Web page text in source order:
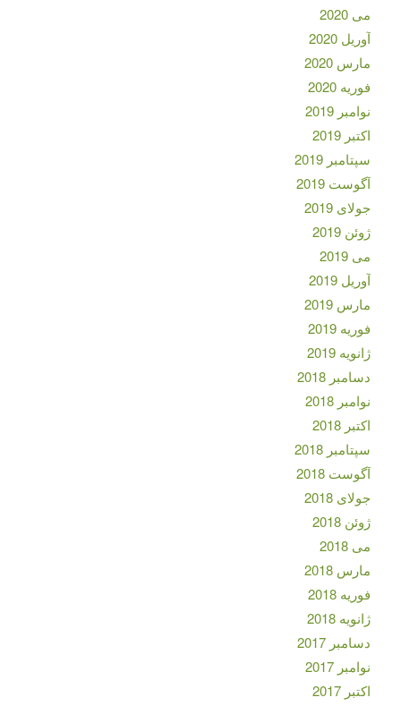
می 2020
آوریل 2020
مارس 2020
فوریه 2020
نوامبر 2019
اکتبر 2019
سپتامبر 2019
آگوست 2019
جولای 2019
ژوئن 2019
می 2019
آوریل 2019
مارس 2019
فوریه 2019
ژانویه 2019
دسامبر 2018
نوامبر 2018
اکتبر 2018
سپتامبر 2018
آگوست 2018
جولای 2018
ژوئن 2018
می 2018
مارس 2018
فوریه 2018
ژانویه 2018
دسامبر 2017
نوامبر 2017
اکتبر 2017